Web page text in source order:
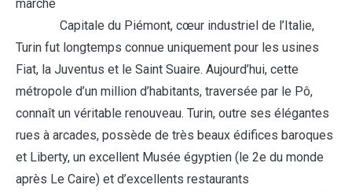
marché
Capitale du Piémont, cœur industriel de l’Italie,
Turin fut longtemps connue uniquement pour les usines
Fiat, la Juventus et le Saint Suaire. Aujourd’hui, cette
métropole d’un million d’habitants, traversée par le Pô,
connaît un véritable renouveau. Turin, outre ses élégantes
rues à arcades, possède de très beaux édifices baroques
et Liberty, un excellent Musée égyptien (le 2e du monde
après Le Caire) et d’excellents restaurants